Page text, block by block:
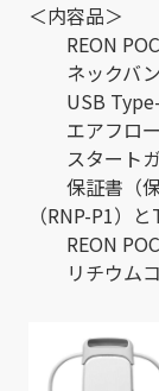
＜内容品＞
REON
ネックバン
USB Type-
エアフロー
スタートガ
保証書（保
（RNP-P1）
REON
リチウムコ